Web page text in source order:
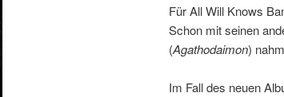
Für All Will Knows
Schon mit seinen
(Agathodaimon)
Im Fall des neuen